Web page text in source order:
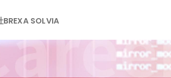
SOLVIA